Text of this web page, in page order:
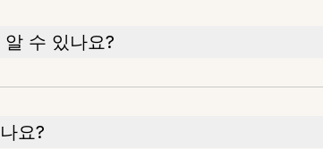
수 있나요?
요?